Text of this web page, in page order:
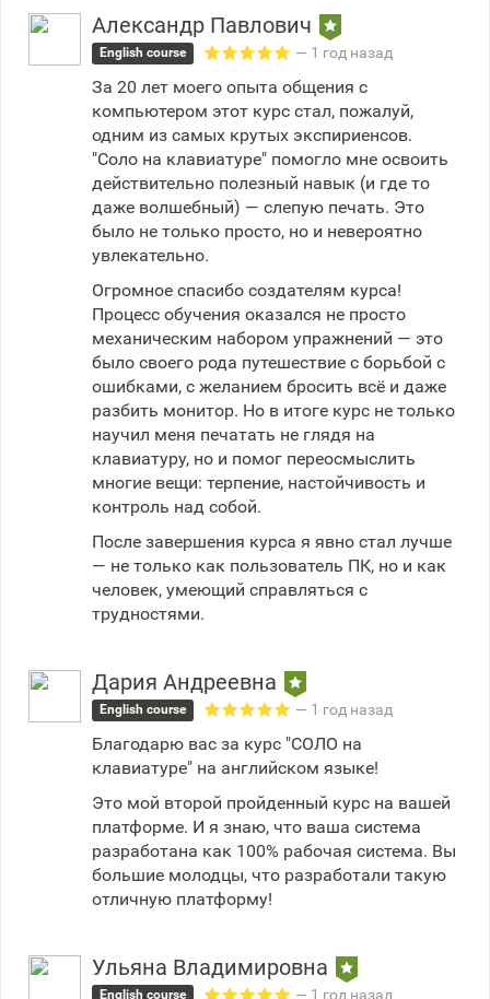
Александр Павлович
English course — 1 год назад
За 20 лет моего опыта общения с
компьютером этот курс стал, пожалуй,
одним из самых крутых экспириенсов.
"Соло на клавиатуре" помогло мне освоить
действительно полезный навык (и где то
даже волшебный) — слепую печать. Это
было не только просто, но и невероятно
увлекательно.
Огромное спасибо создателям курса!
Процесс обучения оказался не просто
механическим набором упражнений — это
было своего рода путешествие с борьбой с
ошибками, с желанием бросить всё и даже
разбить монитор. Но в итоге курс не только
научил меня печатать не глядя на
клавиатуру, но и помог переосмыслить
многие вещи: терпение, настойчивость и
контроль над собой.
После завершения курса я явно стал лучше
— не только как пользователь ПК, но и как
человек, умеющий справляться с
трудностями.
Дария Андреевна
English course — 1 год назад
Благодарю вас за курс "СОЛО на
клавиатуре" на английском языке!
Это мой второй пройденный курс на вашей
платформе. И я знаю, что ваша система
разработана как 100% рабочая система. Вы
большие молодцы, что разработали такую
отличную платформу!
Ульяна Владимировна
English course — 1 год назад